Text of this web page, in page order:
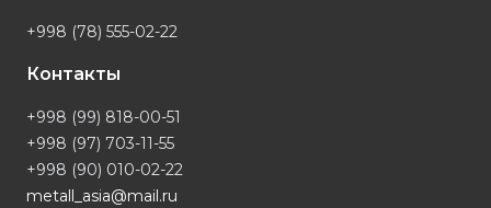
+998 (78) 555-02-22
Контакты
+998 (99) 818-00-51
+998 (97) 703-11-55
+998 (90) 010-02-22
metall_asia@mail.ru